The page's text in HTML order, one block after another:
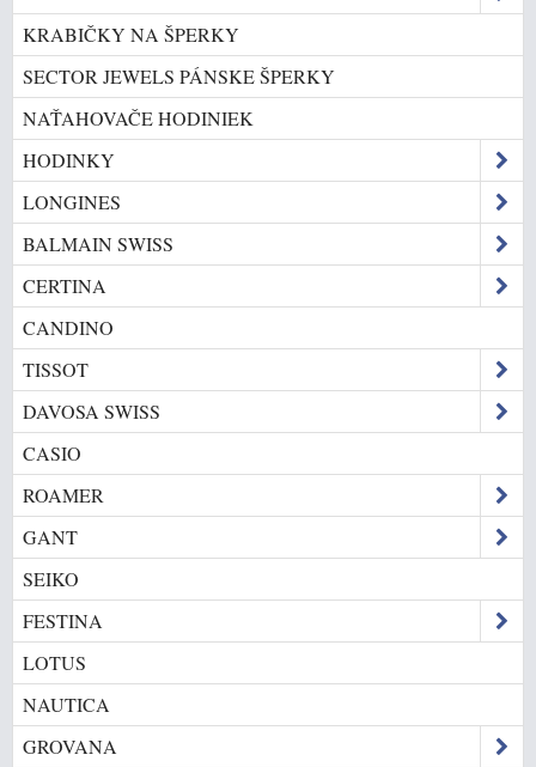
KRABIČKY NA ŠPERKY
SECTOR JEWELS PÁNSKE ŠPERKY
NAŤAHOVAČE HODINIEK
HODINKY
LONGINES
BALMAIN SWISS
CERTINA
CANDINO
TISSOT
DAVOSA SWISS
CASIO
ROAMER
GANT
SEIKO
FESTINA
LOTUS
NAUTICA
GROVANA